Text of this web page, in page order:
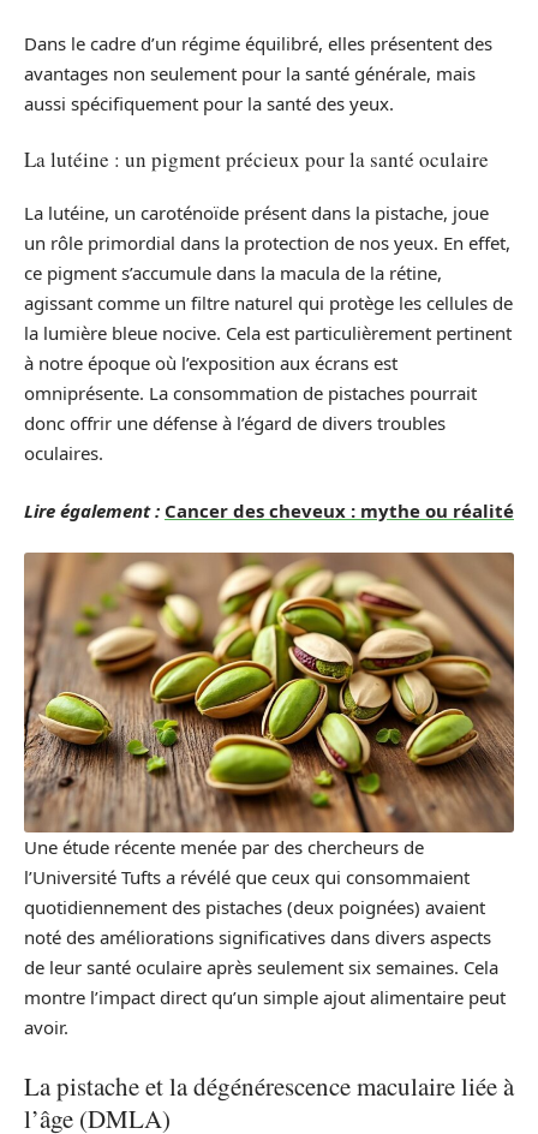
Dans le cadre d’un régime équilibré, elles présentent des
avantages non seulement pour la santé générale, mais
aussi spécifiquement pour la santé des yeux.
La lutéine : un pigment précieux pour la santé oculaire
La lutéine, un caroténoïde présent dans la pistache, joue
un rôle primordial dans la protection de nos yeux. En effet,
ce pigment s’accumule dans la macula de la rétine,
agissant comme un filtre naturel qui protège les cellules de
la lumière bleue nocive. Cela est particulièrement pertinent
à notre époque où l’exposition aux écrans est
omniprésente. La consommation de pistaches pourrait
donc offrir une défense à l’égard de divers troubles
oculaires.
Lire également : Cancer des cheveux : mythe ou réalité
Une étude récente menée par des chercheurs de
l’Université Tufts a révélé que ceux qui consommaient
quotidiennement des pistaches (deux poignées) avaient
noté des améliorations significatives dans divers aspects
de leur santé oculaire après seulement six semaines. Cela
montre l’impact direct qu’un simple ajout alimentaire peut
avoir.
La pistache et la dégénérescence maculaire liée à
l’âge (DMLA)